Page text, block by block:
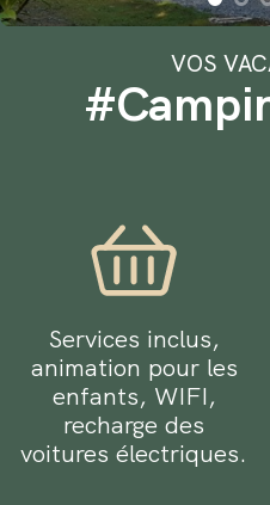
VOS
Services inclus,
animation pour les
enfants, WIFI,
recharge des
voitures électriques.